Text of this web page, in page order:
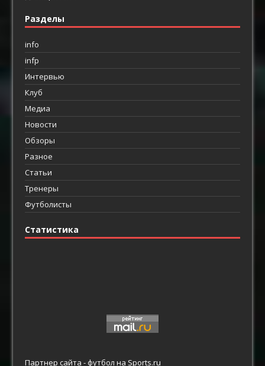
Разделы
info
infp
Интервью
Клуб
Медиа
Новости
Обзоры
Разное
Статьи
Тренеры
Футболисты
Статистика
Партнер сайта -футбол на Sports.ru